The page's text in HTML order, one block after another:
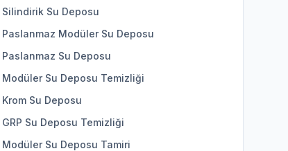
Silindirik Su Deposu
Paslanmaz Modüler Su Deposu
Paslanmaz Su Deposu
Modüler Su Deposu Temizliği
Krom Su Deposu
GRP Su Deposu Temizliği
Modüler Su Deposu Tamiri